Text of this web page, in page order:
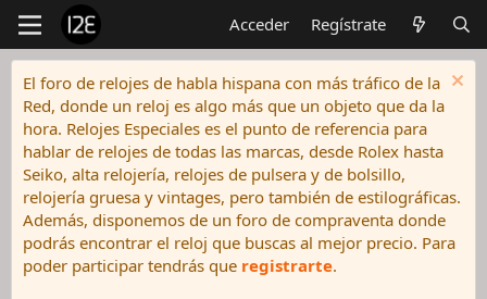
Acceder Regístrate
El foro de relojes de habla hispana con más tráfico de la
Red, donde un reloj es algo más que un objeto que da la
hora. Relojes Especiales es el punto de referencia para
hablar de relojes de todas las marcas, desde Rolex hasta
Seiko, alta relojería, relojes de pulsera y de bolsillo,
relojería gruesa y vintages, pero también de estilográficas.
Además, disponemos de un foro de compraventa donde
podrás encontrar el reloj que buscas al mejor precio. Para
poder participar tendrás que registrarte.